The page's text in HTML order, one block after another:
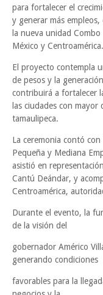
para fortalecer el
y generar más
la nueva unidad
México y Centroamérica.
El proyecto contempla
de pesos y la
contribuirá a fortalecer
las ciudades con
tamaulipeca.
La ceremonia contó
Pequeña y Mediana
asistió en
Cantú Deándar, y
Centroamérica,
Durante el evento, la
de la visión del
gobernador Américo
generando condiciones
favorables para la